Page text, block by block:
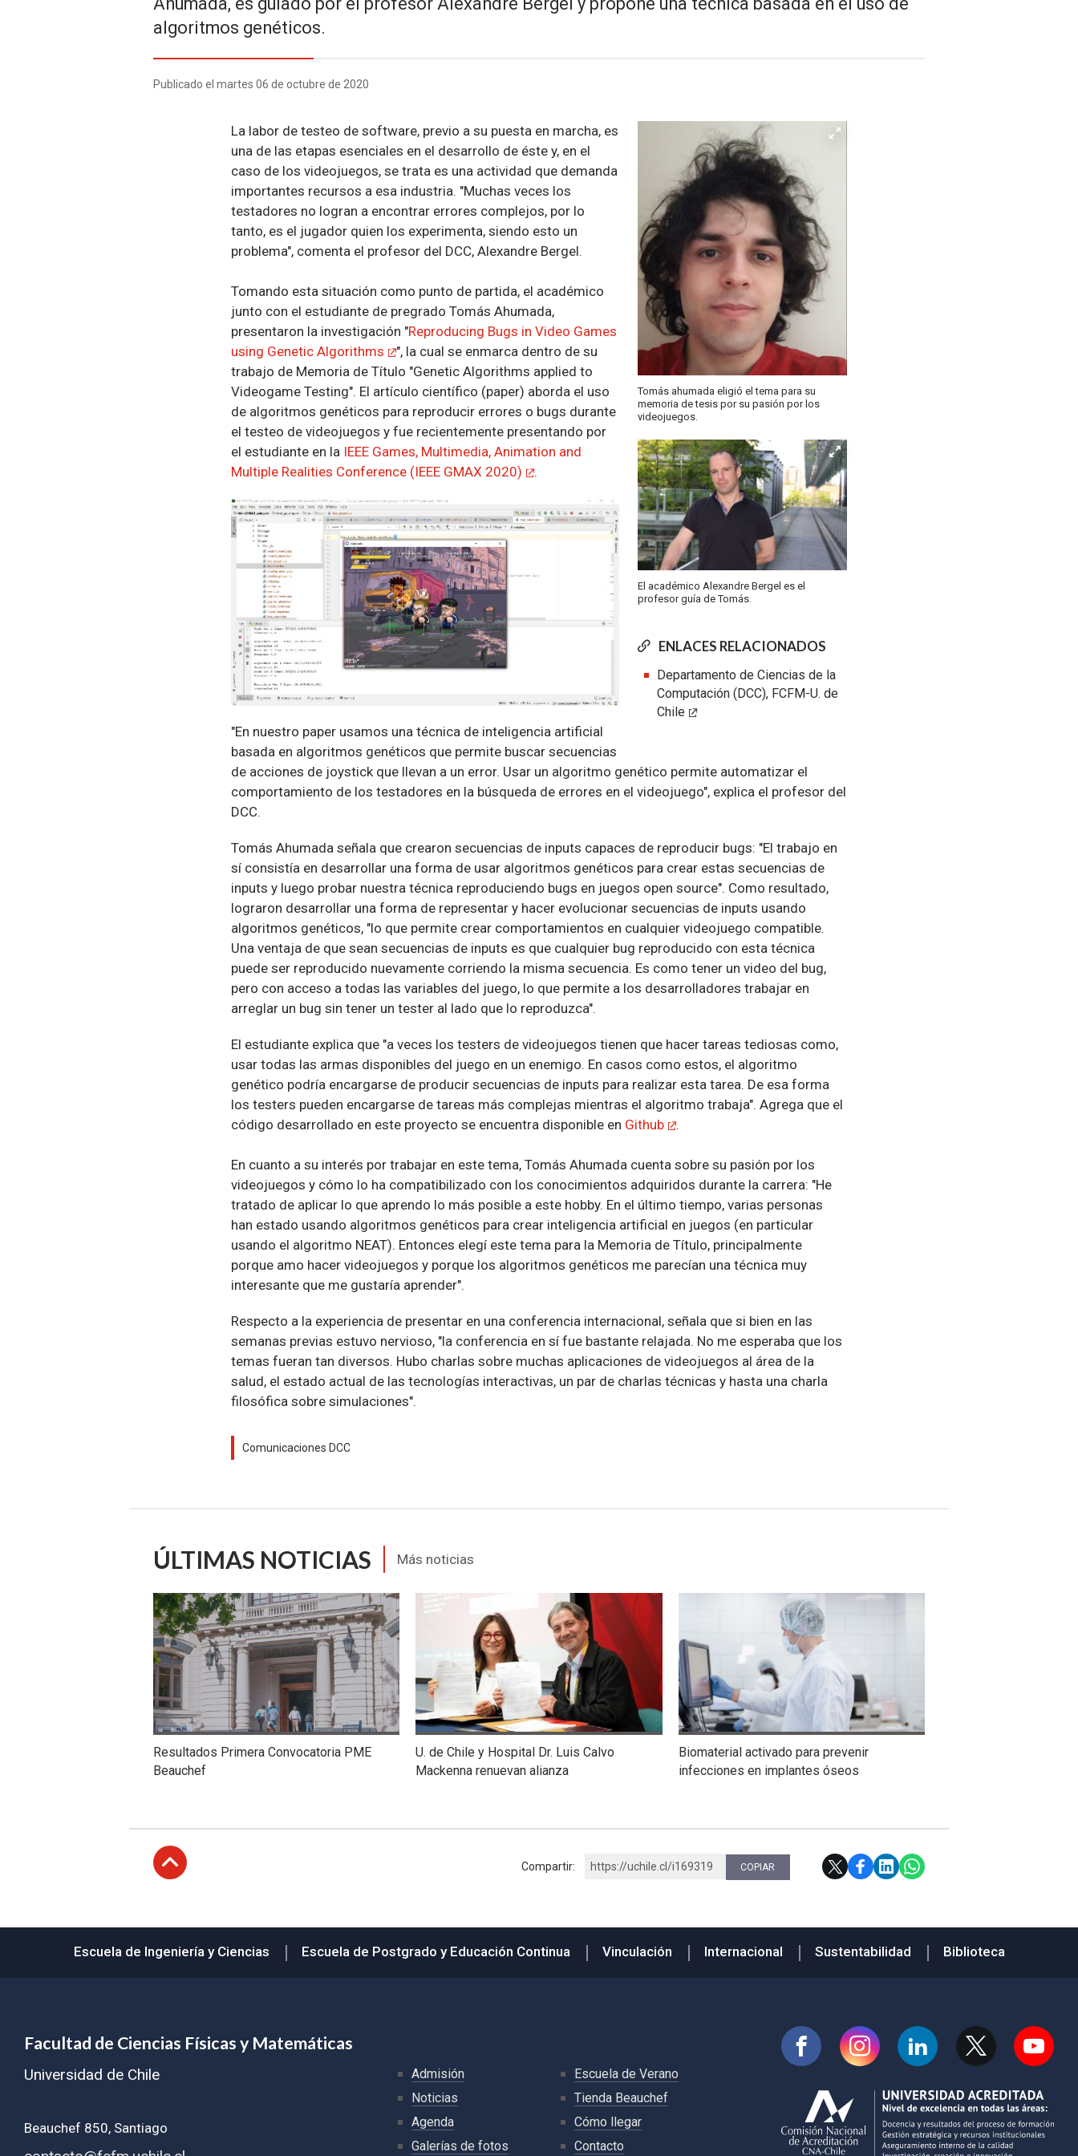
algoritmos genéticos.
Publicado el martes 06 de octubre de 2020
Tomás ahumada eligió el tema para su
memoria de tesis por su pasión por los
videojuegos.
El académico Alexandre Bergel es el
profesor guía de Tomás.
ENLACES RELACIONADOS
Departamento de Ciencias de la
Computación (DCC), FCFM-U. de
Chile
La labor de testeo de software, previo a su puesta en marcha, es
una de las etapas esenciales en el desarrollo de éste y, en el
caso de los videojuegos, se trata es una actividad que demanda
importantes recursos a esa industria. "Muchas veces los
testadores no logran a encontrar errores complejos, por lo
tanto, es el jugador quien los experimenta, siendo esto un
problema", comenta el profesor del DCC, Alexandre Bergel.
Tomando esta situación como punto de partida, el académico
junto con el estudiante de pregrado Tomás Ahumada,
presentaron la investigación "Reproducing Bugs in Video Games
using Genetic Algorithms
", la cual se enmarca dentro de su
trabajo de Memoria de Título "Genetic Algorithms applied to
Videogame Testing". El artículo científico (paper) aborda el uso
de algoritmos genéticos para reproducir errores o bugs durante
el testeo de videojuegos y fue recientemente presentando por
el estudiante en la IEEE Games, Multimedia, Animation and
Multiple Realities Conference (IEEE GMAX 2020)
.
"En nuestro paper usamos una técnica de inteligencia artificial
basada en algoritmos genéticos que permite buscar secuencias
de acciones de joystick que llevan a un error. Usar un algoritmo genético permite automatizar el
comportamiento de los testadores en la búsqueda de errores en el videojuego", explica el profesor del
DCC.
Tomás Ahumada señala que crearon secuencias de inputs capaces de reproducir bugs: "El trabajo en
sí consistía en desarrollar una forma de usar algoritmos genéticos para crear estas secuencias de
inputs y luego probar nuestra técnica reproduciendo bugs en juegos open source". Como resultado,
lograron desarrollar una forma de representar y hacer evolucionar secuencias de inputs usando
algoritmos genéticos, "lo que permite crear comportamientos en cualquier videojuego compatible.
Una ventaja de que sean secuencias de inputs es que cualquier bug reproducido con esta técnica
puede ser reproducido nuevamente corriendo la misma secuencia. Es como tener un video del bug,
pero con acceso a todas las variables del juego, lo que permite a los desarrolladores trabajar en
arreglar un bug sin tener un tester al lado que lo reproduzca".
El estudiante explica que "a veces los testers de videojuegos tienen que hacer tareas tediosas como,
usar todas las armas disponibles del juego en un enemigo. En casos como estos, el algoritmo
genético podría encargarse de producir secuencias de inputs para realizar esta tarea. De esa forma
los testers pueden encargarse de tareas más complejas mientras el algoritmo trabaja". Agrega que el
código desarrollado en este proyecto se encuentra disponible en Github .
En cuanto a su interés por trabajar en este tema, Tomás Ahumada cuenta sobre su pasión por los
videojuegos y cómo lo ha compatibilizado con los conocimientos adquiridos durante la carrera: "He
tratado de aplicar lo que aprendo lo más posible a este hobby. En el último tiempo, varias personas
han estado usando algoritmos genéticos para crear inteligencia artificial en juegos (en particular
usando el algoritmo NEAT). Entonces elegí este tema para la Memoria de Título, principalmente
porque amo hacer videojuegos y porque los algoritmos genéticos me parecían una técnica muy
interesante que me gustaría aprender".
Respecto a la experiencia de presentar en una conferencia internacional, señala que si bien en las
semanas previas estuvo nervioso, "la conferencia en sí fue bastante relajada. No me esperaba que los
temas fueran tan diversos. Hubo charlas sobre muchas aplicaciones de videojuegos al área de la
salud, el estado actual de las tecnologías interactivas, un par de charlas técnicas y hasta una charla
filosófica sobre simulaciones".
Comunicaciones DCC
ÚLTIMAS NOTICIAS Más noticias
Resultados Primera Convocatoria PME
Beauchef
U. de Chile y Hospital Dr. Luis Calvo
Mackenna renuevan alianza
Biomaterial activado para prevenir
infecciones en implantes óseos
Compartir: https://uchile.cl/i169319 COPIAR
Escuela de Ingeniería y Ciencias Escuela de Postgrado y Educación Continua Vinculación Internacional Sustentabilidad Biblioteca
Facultad de Ciencias Físicas y Matemáticas
Universidad de Chile
Beauchef 850, Santiago
Admisión
Noticias
Agenda
Galerías de fotos
Escuela de Verano
Tienda Beauchef
Cómo llegar
Contacto